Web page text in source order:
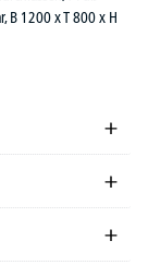
B 1200 x T 800 x H